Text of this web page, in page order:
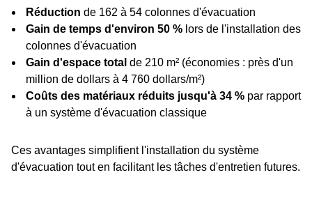
Réduction de 162 à 54 colonnes d'évacuation
Gain de temps d'environ 50 % lors de l'installation des
colonnes d'évacuation
Gain d'espace total de 210 m² (économies : près d'un
million de dollars à 4 760 dollars/m²)
Coûts des matériaux réduits jusqu'à 34 % par rapport
à un système d'évacuation classique
Ces avantages simplifient l'installation du système
d'évacuation tout en facilitant les tâches d'entretien futures.